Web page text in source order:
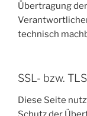
Übertragung
technisch
SSL- bzw.
Diese Seite